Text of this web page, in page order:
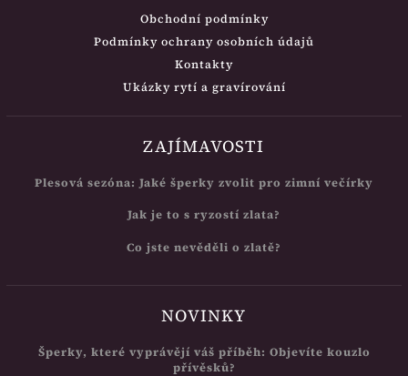
Obchodní podmínky
Podmínky ochrany osobních údajů
Kontakty
Ukázky rytí a gravírování
ZAJÍMAVOSTI
Plesová sezóna: Jaké šperky zvolit pro zimní večírky
Jak je to s ryzostí zlata?
Co jste nevěděli o zlatě?
NOVINKY
Šperky, které vyprávějí váš příběh: Objevíte kouzlo
přívěsků?